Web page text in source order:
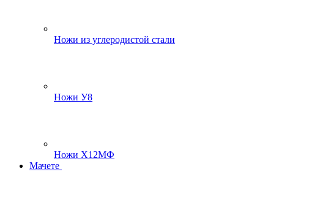
Ножи из углеродистой стали
Ножи У8
Ножи Х12МФ
Мачете